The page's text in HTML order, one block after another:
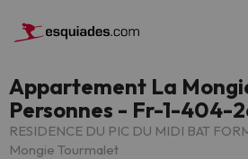
Appartement La
Personnes - Fr-1-404-
RESIDENCE DU PIC DU MIDI BAT
Mongie Tourmalet